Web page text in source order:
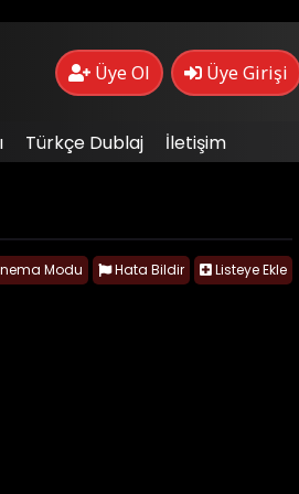
Üye Ol Üye Girişi
Türkçe Dublaj İletişim
Listeye Ekle
Hata Bildir
Modu